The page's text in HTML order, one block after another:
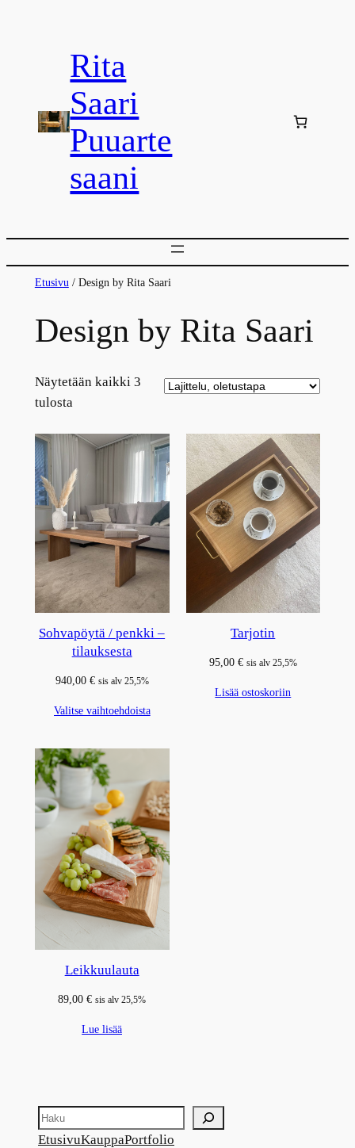
Rita
Saari
Puuarte
saani
Etusivu / Design by Rita Saari
Design by Rita Saari
Näytetään kaikki 3
tulosta
Sohvapöytä / penkki –
tilauksesta
940,00 € sis alv 25,5%
Valitse vaihtoehdoista
Tarjotin
95,00 € sis alv 25,5%
Lisää ostoskoriin
Leikkuulauta
89,00€ sis alv 25,5%
Lue lisää
Haku
EtusivuKauppaPortfolio